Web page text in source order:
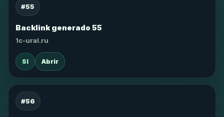
#55
Backlink generado 55
1c-ural.ru
SI Abrir
#56